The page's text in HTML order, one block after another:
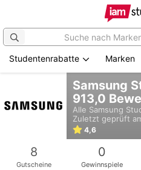
springen
Studentenrabatte Marken
Samsung
913,0
Alle Samsung
Zuletzt geprüft
4,6
8
Gutscheine
0
Gewinnspiele